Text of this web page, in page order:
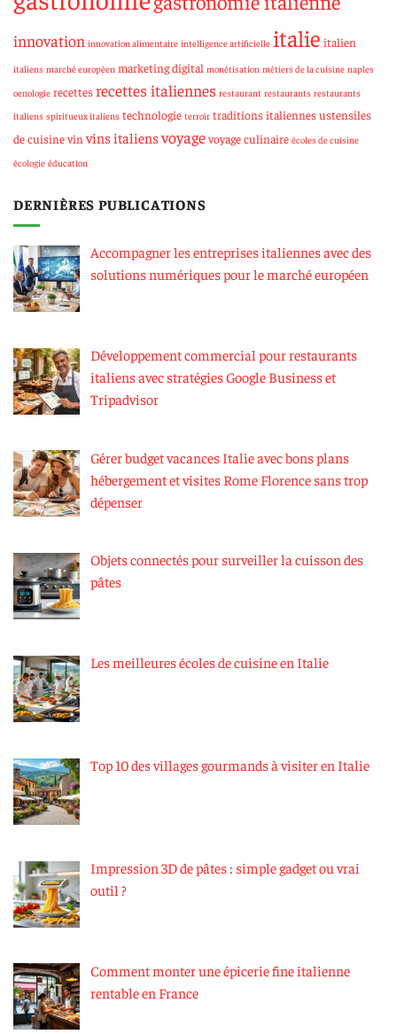
innovation innovation alimentaire intelligence artificielle italie italien
italiens marché européen marketing digital monétisation métiers de la cuisine naples
oenologie recettesrecettes italiennes restaurant restaurants restaurants
italiens spiritueux italiens technologie terroir traditions italiennesustensiles
de cuisinevin vins italiensvoyagevoyage culinaire écoles de cuisine
écologie éducation
DERNIÈRES PUBLICATIONS
Accompagner les entreprises italiennes avec des
solutions numériques pour le marché européen
Développement commercial pour restaurants
italiens avec stratégies Google Business et
Tripadvisor
Gérer budget vacances Italie avec bons plans
hébergement et visites Rome Florence sans trop
dépenser
Objets connectés pour surveiller la cuisson des
pâtes
Les meilleures écoles de cuisine en Italie
Top 10 des villages gourmands à visiter en Italie
Impression 3D de pâtes : simple gadget ou vrai
outil ?
Comment monter une épicerie fine italienne
rentable en France